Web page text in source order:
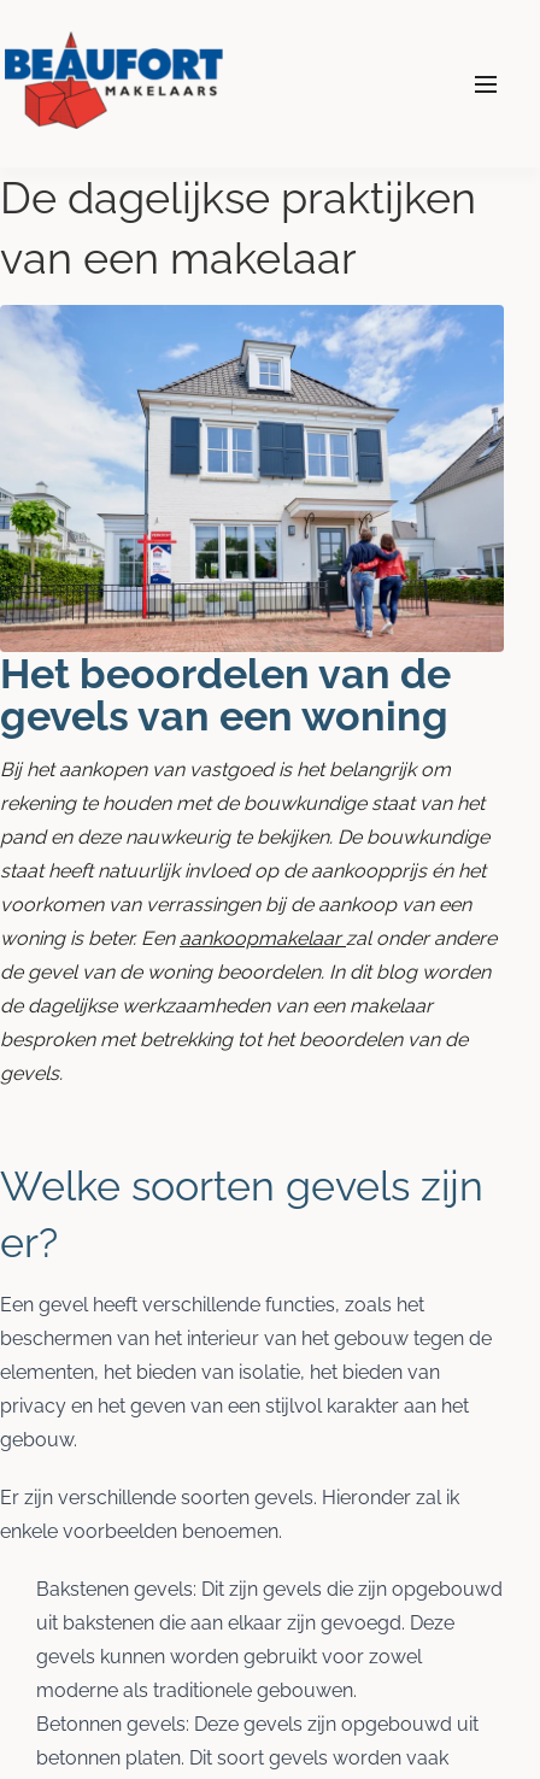
Diensten
Wonen
Over ons
Blog
Contact opnemen
De dagelijkse praktijken
van een makelaar
Het beoordelen van de
gevels van een woning
Bij het aankopen van vastgoed is het belangrijk om
rekening te houden met de bouwkundige staat van het
pand en deze nauwkeurig te bekijken. De bouwkundige
staat heeft natuurlijk invloed op de aankoopprijs én het
voorkomen van verrassingen bij de aankoop van een
woning is beter. Een aankoopmakelaarzal onder andere
de gevel van de woning beoordelen. In dit blog worden
de dagelijkse werkzaamheden van een makelaar
besproken met betrekking tot het beoordelen van de
gevels.
Welke soorten gevels zijn
er?
Een gevel heeft verschillende functies, zoals het
beschermen van het interieur van het gebouw tegen de
elementen, het bieden van isolatie, het bieden van
privacy en het geven van een stijlvol karakter aan het
gebouw.
Er zijn verschillende soorten gevels. Hieronder zal ik
enkele voorbeelden benoemen.
Bakstenen gevels: Dit zijn gevels die zijn opgebouwd
uit bakstenen die aan elkaar zijn gevoegd. Deze
gevels kunnen worden gebruikt voor zowel
moderne als traditionele gebouwen.
Betonnen gevels: Deze gevels zijn opgebouwd uit
betonnen platen. Dit soort gevels worden vaak